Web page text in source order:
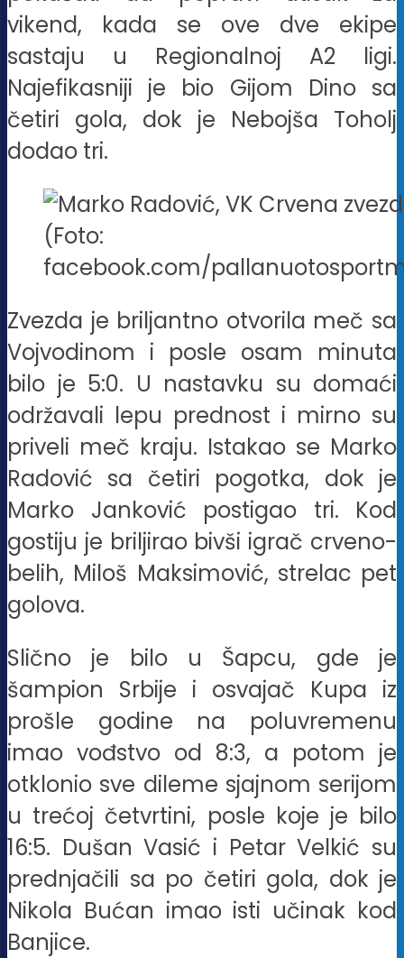
vikend, kada se ove dve ekipe
sastaju u Regionalnoj A2 ligi.
Najefikasniji je bio Gijom Dino sa
četiri gola, dok je Nebojša Toholj
dodao tri.
(Foto:
facebook.com/
Zvezda je briljantno otvorila meč sa
Vojvodinom i posle osam minuta
bilo je 5:0. U nastavku su domaći
održavali lepu prednost i mirno su
priveli meč kraju. Istakao se Marko
Radović sa četiri pogotka, dok je
Marko Janković postigao tri. Kod
gostiju je briljirao bivši igrač crveno-
belih, Miloš Maksimović, strelac pet
golova.
Slično je bilo u Šapcu, gde je
šampion Srbije i osvajač Kupa iz
prošle godine na poluvremenu
imao vođstvo od 8:3, a potom je
otklonio sve dileme sjajnom serijom
u trećoj četvrtini, posle koje je bilo
16:5. Dušan Vasić i Petar Velkić su
prednjačili sa po četiri gola, dok je
Nikola Bućan imao isti učinak kod
Banjice.